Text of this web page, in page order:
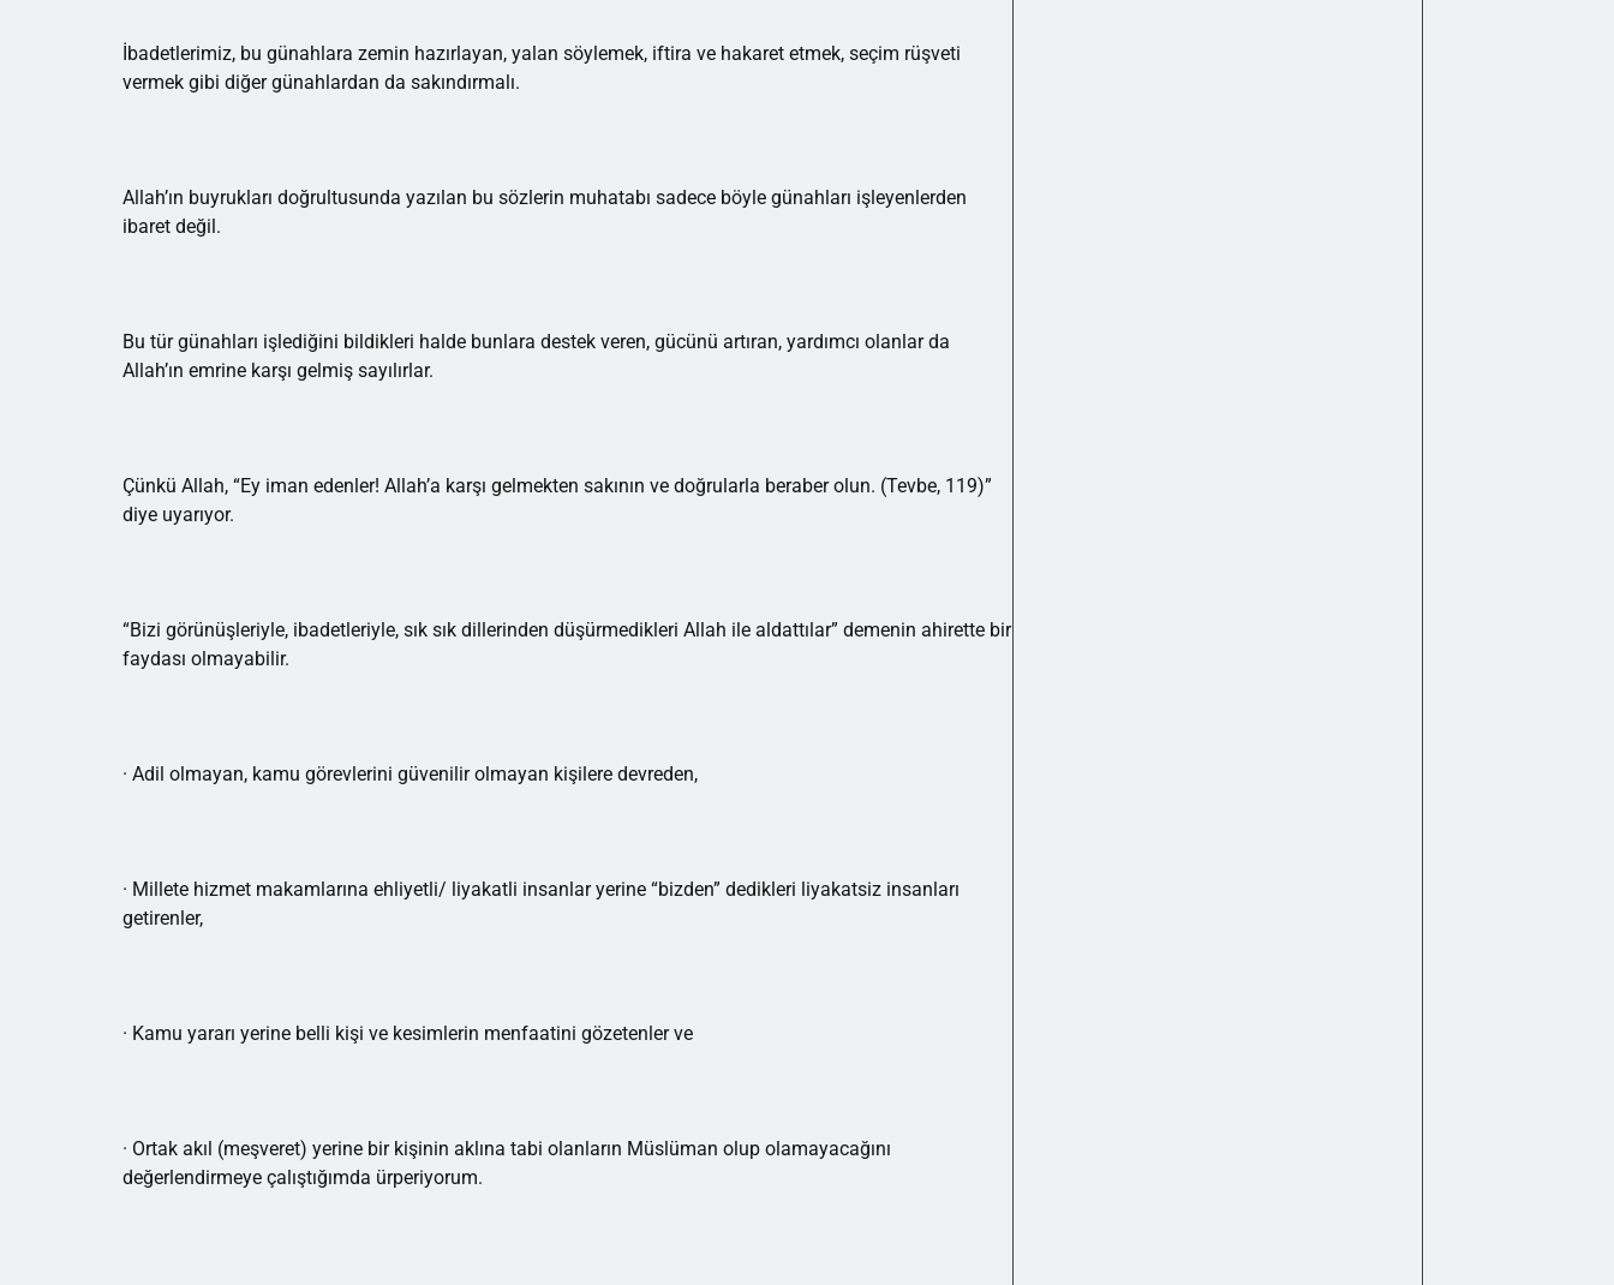
İbadetlerimiz, bu günahlara zemin hazırlayan, yalan söylemek, iftira ve hakaret etmek, seçim rüşveti
vermek gibi diğer günahlardan da sakındırmalı.
Allah’ın buyrukları doğrultusunda yazılan bu sözlerin muhatabı sadece böyle günahları işleyenlerden
ibaret değil.
Bu tür günahları işlediğini bildikleri halde bunlara destek veren, gücünü artıran, yardımcı olanlar da
Allah’ın emrine karşı gelmiş sayılırlar.
Çünkü Allah, “Ey iman edenler! Allah’a karşı gelmekten sakının ve doğrularla beraber olun. (Tevbe, 119)”
diye uyarıyor.
“Bizi görünüşleriyle, ibadetleriyle, sık sık dillerinden düşürmedikleri Allah ile aldattılar” demenin ahirette bir
faydası olmayabilir.
· Adil olmayan, kamu görevlerini güvenilir olmayan kişilere devreden,
· Millete hizmet makamlarına ehliyetli/ liyakatli insanlar yerine “bizden” dedikleri liyakatsiz insanları
getirenler,
· Kamu yararı yerine belli kişi ve kesimlerin menfaatini gözetenler ve
· Ortak akıl (meşveret) yerine bir kişinin aklına tabi olanların Müslüman olup olamayacağını
değerlendirmeye çalıştığımda ürperiyorum.